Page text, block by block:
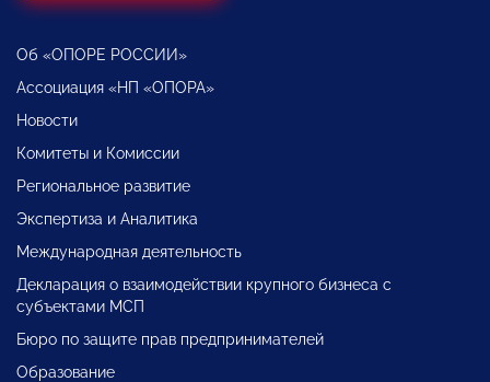
Об «ОПОРЕ РОССИИ»
Ассоциация «НП «ОПОРА»
Новости
Комитеты и Комиссии
Региональное развитие
Экспертиза и Аналитика
Международная деятельность
Декларация о взаимодействии крупного бизнеса с
субъектами МСП
Бюро по защите прав предпринимателей
Образование